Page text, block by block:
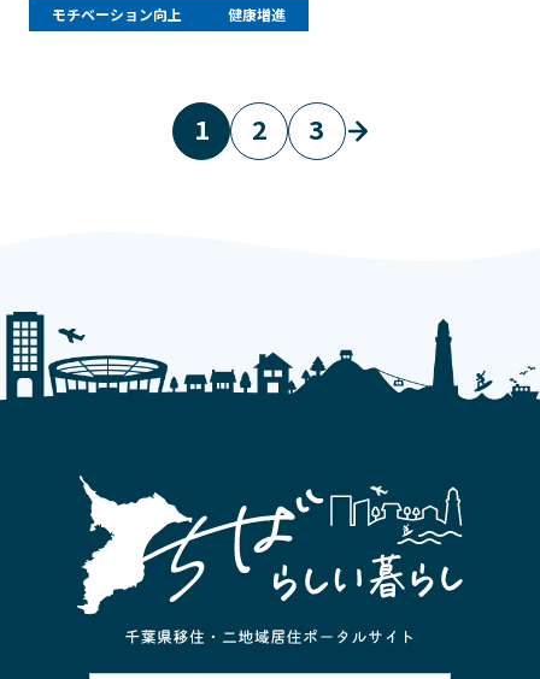
モチベーション向上 健康増進
1 2 3